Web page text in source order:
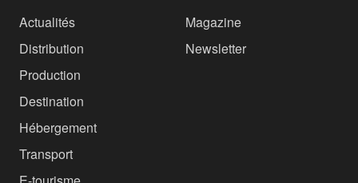
Actualités
Distribution
Production
Destination
Hébergement
Transport
Magazine
Newsletter